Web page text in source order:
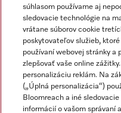
Miele na Instagrame
Miele na YouTube
súhlasom používame aj
sledovacie technológie na
vrátane súborov cookie
poskytovateľov služieb,
používaní webovej stránky a
zlepšovať vaše online
personalizáciu reklám. Na
(„Úplná personalizácia“)
Bloomreach a iné
informácií o vašom správaní